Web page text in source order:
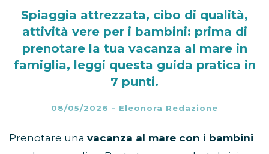
Spiaggia attrezzata, cibo di qualità,
attività vere per i bambini: prima di
prenotare la tua vacanza al mare in
famiglia, leggi questa guida pratica in
7 punti.
08/05/2026 - Eleonora Redazione
Prenotare una vacanza al mare con i bambini